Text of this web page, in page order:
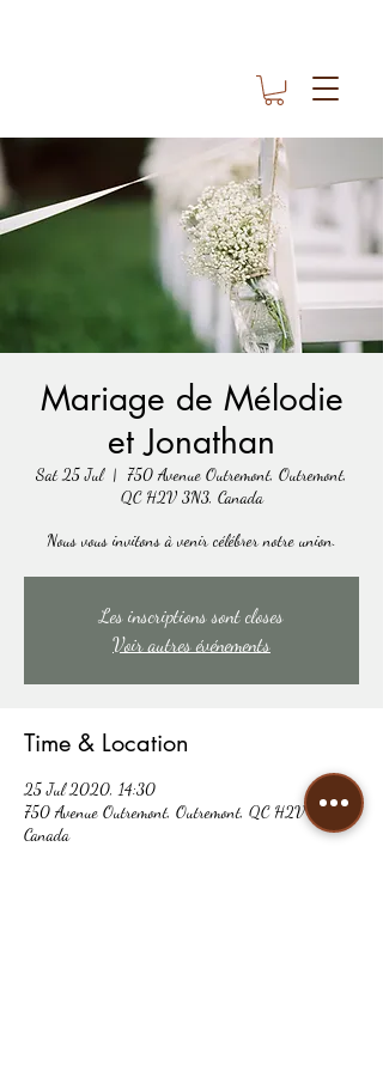
Mariage de Mélodie
et Jonathan
Sat 25 Jul
  |
750 Avenue Outremont, Outremont,
QC H2V 3N3, Canada
Nous vous invitons à venir célébrer notre union.
Les inscriptions sont closes
Voir autres événements
Time & Location
25 Jul 2020, 14:30
750 Avenue Outremont, Outremont, QC H2V 3N3,
Canada